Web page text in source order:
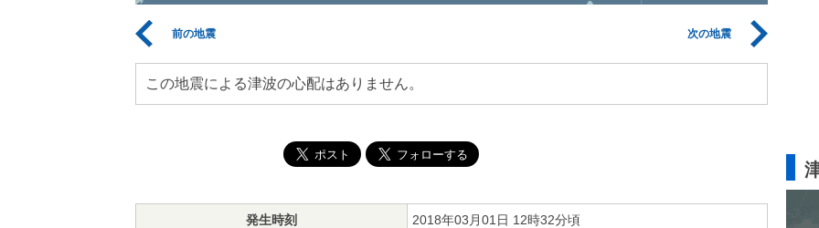
前の地震 次の地震
この地震による津波の心配はありません。
発生時刻 2018年03月01日 12時32分頃